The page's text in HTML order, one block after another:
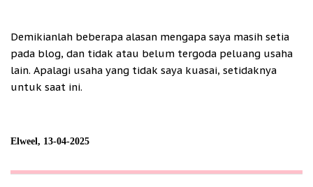
Demikianlah beberapa alasan mengapa saya masih setia
pada blog, dan tidak atau belum tergoda peluang usaha
lain. Apalagi usaha yang tidak saya kuasai, setidaknya
untuk saat ini.
Elweel, 13-04-2025